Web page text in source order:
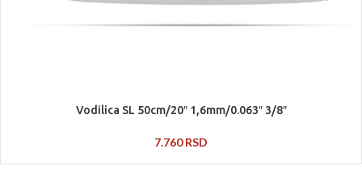
Vodilica SL 50cm/20″ 1,6mm/0.063″ 3/8″
7.760RSD